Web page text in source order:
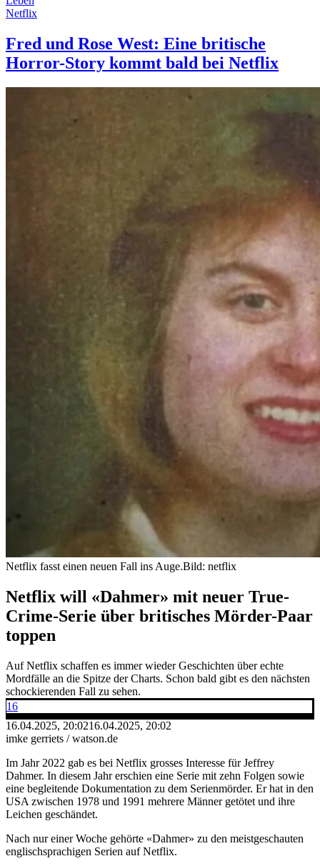
Netflix
Fred und Rose West: Eine britische
Horror-Story kommt bald bei Netflix
Netflix fasst einen neuen Fall ins Auge.Bild: netflix
Netflix will «Dahmer» mit neuer True-
Crime-Serie über britisches Mörder-Paar
toppen
Auf Netflix schaffen es immer wieder Geschichten über echte
Mordfälle an die Spitze der Charts. Schon bald gibt es den nächsten
schockierenden Fall zu sehen.
16
16.04.2025, 20:0216.04.2025, 20:02
imke gerriets / watson.de
Im Jahr 2022 gab es bei Netflix grosses Interesse für Jeffrey
Dahmer. In diesem Jahr erschien eine Serie mit zehn Folgen sowie
eine begleitende Dokumentation zu dem Serienmörder. Er hat in den
USA zwischen 1978 und 1991 mehrere Männer getötet und ihre
Leichen geschändet.
Nach nur einer Woche gehörte «Dahmer» zu den meistgeschauten
englischsprachigen Serien auf Netflix.